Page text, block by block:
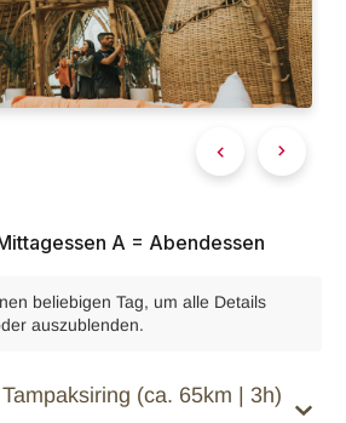
A = Abendessen
beliebigen Tag, um alle Details
auszublenden.
(ca. 65km | 3h)